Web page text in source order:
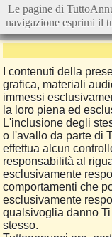
I contenuti della
grafica, materiali
immessi
la loro piena ed
L'inclusione degli
o l'avallo da parte di
effettua alcun
responsabilità al
esclusivamente
comportamenti che
esclusivamente
qualsivoglia danno
stesso.
Le pagine di
navigazione esprimi il